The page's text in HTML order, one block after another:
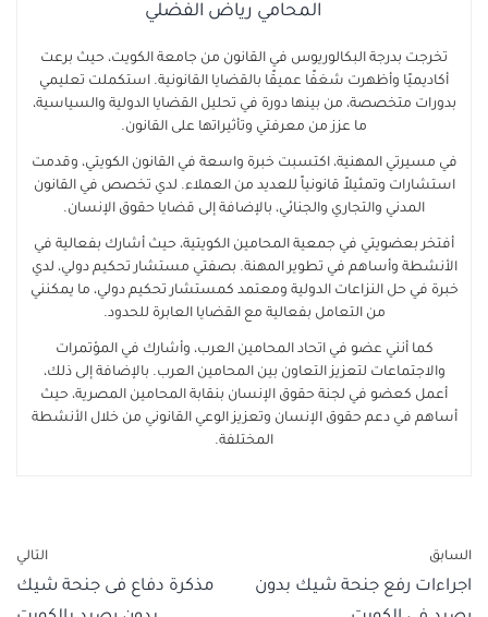
المحامي رياض الفضلي
تخرجت بدرجة البكالوريوس في القانون من جامعة الكويت، حيث برعت
أكاديميًا وأظهرت شغفًا عميقًا بالقضايا القانونية. استكملت تعليمي
بدورات متخصصة، من بينها دورة في تحليل القضايا الدولية والسياسية،
ما عزز من معرفتي وتأثيراتها على القانون.
في مسيرتي المهنية، اكتسبت خبرة واسعة في القانون الكويتي، وقدمت
استشارات وتمثيلاً قانونياً للعديد من العملاء. لدي تخصص في القانون
المدني والتجاري والجنائي، بالإضافة إلى قضايا حقوق الإنسان.
أفتخر بعضويتي في جمعية المحامين الكويتية، حيث أشارك بفعالية في
الأنشطة وأساهم في تطوير المهنة. بصفتي مستشار تحكيم دولي، لدي
خبرة في حل النزاعات الدولية ومعتمد كمستشار تحكيم دولي، ما يمكنني
من التعامل بفعالية مع القضايا العابرة للحدود.
كما أنني عضو في اتحاد المحامين العرب، وأشارك في المؤتمرات
والاجتماعات لتعزيز التعاون بين المحامين العرب. بالإضافة إلى ذلك،
أعمل كعضو في لجنة حقوق الإنسان بنقابة المحامين المصرية، حيث
أساهم في دعم حقوق الإنسان وتعزيز الوعي القانوني من خلال الأنشطة
المختلفة.
السابق
اجراءات رفع جنحة شيك بدون
التالي
مذكرة دفاع فى جنحة شيك